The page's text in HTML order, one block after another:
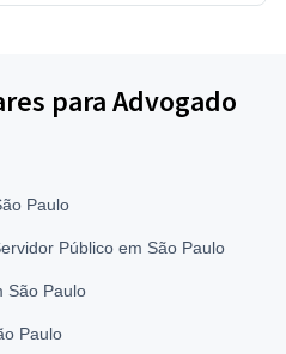
para Advogado
Paulo
Público em São Paulo
São Paulo
Paulo